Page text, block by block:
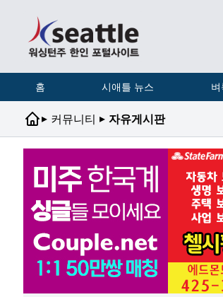
홈 시애틀 뉴스
▸ 커뮤니티 ▸ 자유게시판